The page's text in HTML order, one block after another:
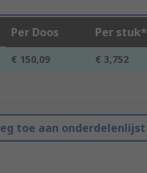
Per Doos Per stuk*
€ 150,09 € 3,752
toe aan onderdelenlijst